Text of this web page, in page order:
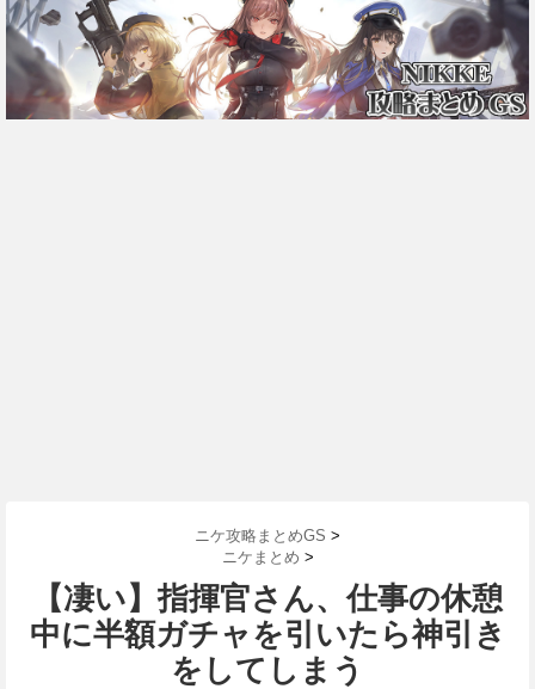
ニケ攻略まとめGS >
ニケまとめ >
【凄い】指揮官さん、仕事の休憩
中に半額ガチャを引いたら神引き
をしてしまう